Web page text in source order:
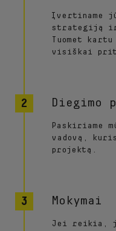
Įvertiname
strategiją ir
Tuomet
visiškai
Diegimo
Paskiriame
vadovą,
projektą.
Mokymai
Jei reikia,